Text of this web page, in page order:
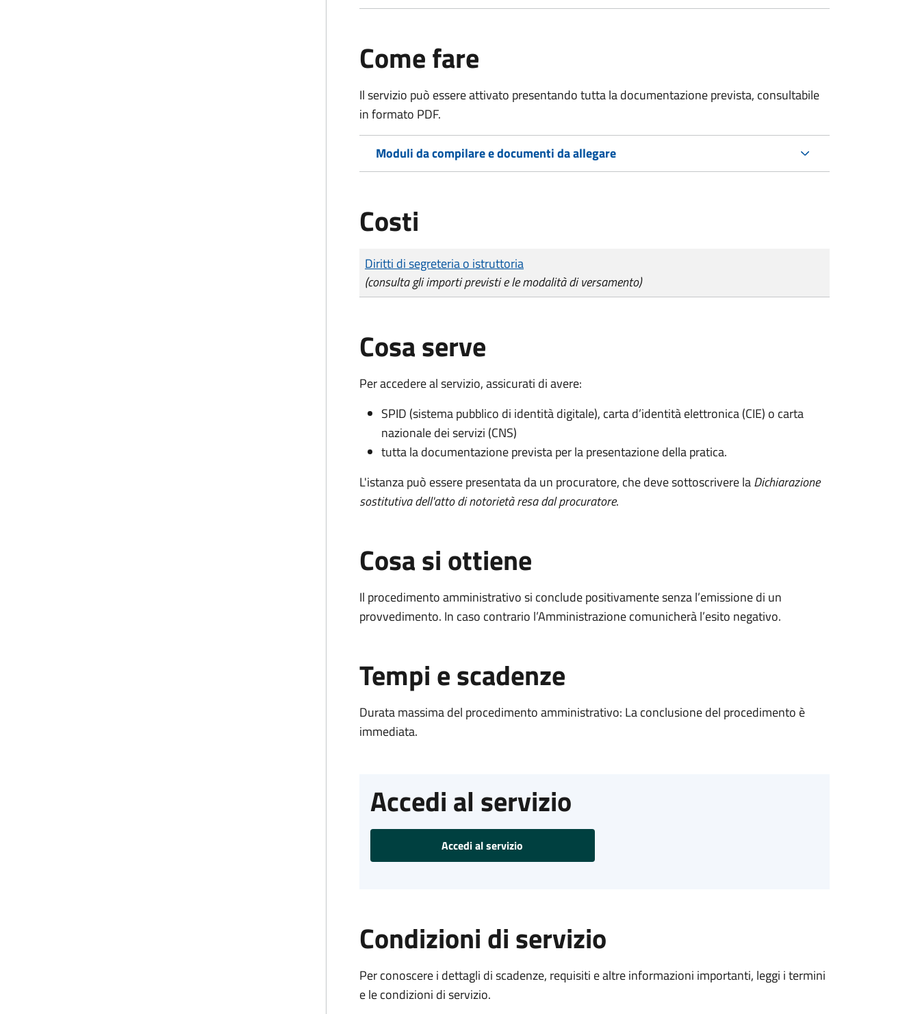
Come fare
Il servizio può essere attivato presentando tutta la documentazione prevista, consultabile
in formato PDF.
Moduli da compilare e documenti da allegare
Costi
Tipo di pagamento
Importo
Diritti di segreteria o istruttoria
(consulta gli importi previsti e le modalità di versamento)
Cosa serve
Per accedere al servizio, assicurati di avere:
SPID (sistema pubblico di identità digitale), carta d’identità elettronica (CIE) o carta
nazionale dei servizi (CNS)
tutta la documentazione prevista per la presentazione della pratica.
L'istanza può essere presentata da un procuratore, che deve sottoscrivere laDichiarazione
sostitutiva dell'atto di notorietà resa dal procuratore.
Cosa si ottiene
Il procedimento amministrativo si conclude positivamente senza l’emissione di un
provvedimento. In caso contrario l’Amministrazione comunicherà l’esito negativo.
Tempi e scadenze
Durata massima del procedimento amministrativo: La conclusione del procedimento è
immediata.
Accedi al servizio
Accedi al servizio
Condizioni di servizio
Per conoscere i dettagli di scadenze, requisiti e altre informazioni importanti, leggi i termini
e le condizioni di servizio.